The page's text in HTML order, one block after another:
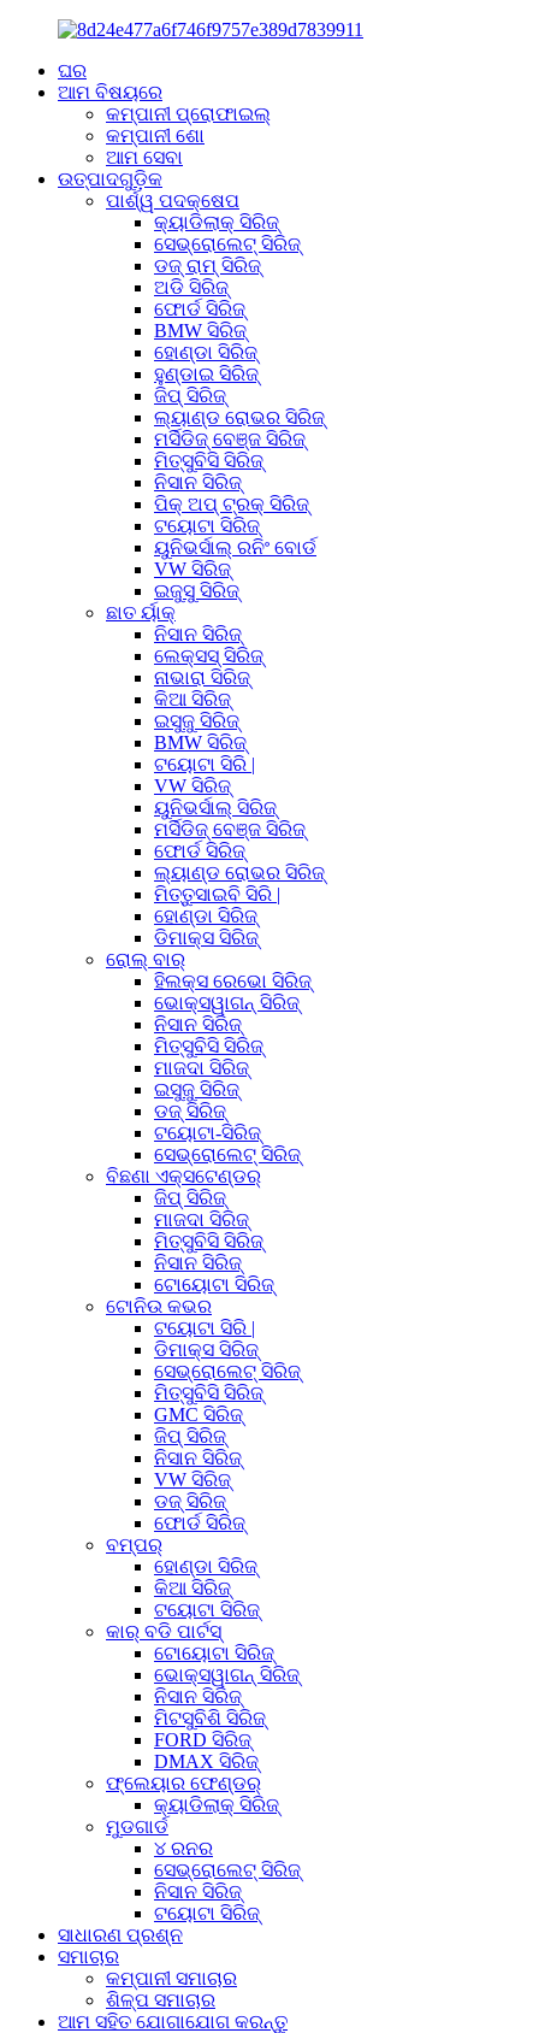
ଘର
ଆମ ବିଷୟରେ
କମ୍ପାନୀ ପ୍ରୋଫାଇଲ୍
କମ୍ପାନୀ ଶୋ
ଆମ ସେବା
ଉତ୍ପାଦଗୁଡ଼ିକ
ପାର୍ଶ୍ୱ ପଦକ୍ଷେପ
କ୍ୟାଡିଲାକ୍ ସିରିଜ୍
ସେଭ୍ରୋଲେଟ୍ ସିରିଜ୍
ଡଜ୍ ରାମ୍ ସିରିଜ୍
ଅଡି ସିରିଜ୍
ଫୋର୍ଡ ସିରିଜ୍
BMW ସିରିଜ୍
ହୋଣ୍ଡା ସିରିଜ୍
ହୁଣ୍ଡାଇ ସିରିଜ୍
ଜିପ୍ ସିରିଜ୍
ଲ୍ୟାଣ୍ଡ ରୋଭର ସିରିଜ୍
ମର୍ସିଡିଜ୍ ବେଞ୍ଜ ସିରିଜ୍
ମିତ୍ସୁବିସି ସିରିଜ୍
ନିସାନ ସିରିଜ୍
ପିକ୍ ଅପ୍ ଟ୍ରକ୍ ସିରିଜ୍
ଟୟୋଟା ସିରିଜ୍
ୟୁନିଭର୍ସାଲ୍ ରନିଂ ବୋର୍ଡ
VW ସିରିଜ୍
ଇଜୁସୁ ସିରିଜ୍
ଛାତ ର୍ୟାକ୍
ନିସାନ ସିରିଜ୍
ଲେକ୍ସସ୍ ସିରିଜ୍
ନାଭାରା ସିରିଜ୍
କିଆ ସିରିଜ୍
ଇସୁଜୁ ସିରିଜ୍
BMW ସିରିଜ୍
ଟୟୋଟା ସିରି |
VW ସିରିଜ୍
ୟୁନିଭର୍ସାଲ୍ ସିରିଜ୍
ମର୍ସିଡିଜ୍ ବେଞ୍ଜ ସିରିଜ୍
ଫୋର୍ଡ ସିରିଜ୍
ଲ୍ୟାଣ୍ଡ ରୋଭର ସିରିଜ୍
ମିତ୍ତୁସାଇବି ସିରି |
ହୋଣ୍ଡା ସିରିଜ୍
ଡିମାକ୍ସ ସିରିଜ୍
ରୋଲ୍ ବାର୍
ହିଲକ୍ସ ରେଭୋ ସିରିଜ୍
ଭୋକ୍ସୱାଗନ୍ ସିରିଜ୍
ନିସାନ ସିରିଜ୍
ମିତ୍ସୁବିସି ସିରିଜ୍
ମାଜଦା ସିରିଜ୍
ଇସୁଜୁ ସିରିଜ୍
ଡଜ୍ ସିରିଜ୍
ଟୟୋଟା-ସିରିଜ୍
ସେଭ୍ରୋଲେଟ୍ ସିରିଜ୍
ବିଛଣା ଏକ୍ସଟେଣ୍ଡର୍
ଜିପ୍ ସିରିଜ୍
ମାଜଦା ସିରିଜ୍
ମିତ୍ସୁବିସି ସିରିଜ୍
ନିସାନ ସିରିଜ୍
ଟୋୟୋଟା ସିରିଜ୍
ଟୋନିଉ କଭର
ଟୟୋଟା ସିରି |
ଡିମାକ୍ସ ସିରିଜ୍
ସେଭ୍ରୋଲେଟ୍ ସିରିଜ୍
ମିତ୍ସୁବିସି ସିରିଜ୍
GMC ସିରିଜ୍
ଜିପ୍ ସିରିଜ୍
ନିସାନ ସିରିଜ୍
VW ସିରିଜ୍
ଡଜ୍ ସିରିଜ୍
ଫୋର୍ଡ ସିରିଜ୍
ବମ୍ପର୍
ହୋଣ୍ଡା ସିରିଜ୍
କିଆ ସିରିଜ୍
ଟୟୋଟା ସିରିଜ୍
କାର୍ ବଡି ପାର୍ଟସ୍
ଟୋୟୋଟା ସିରିଜ୍
ଭୋକ୍ସୱାଗନ୍ ସିରିଜ୍
ନିସାନ ସିରିଜ୍
ମିଟସୁବିଶି ସିରିଜ୍
FORD ସିରିଜ୍
DMAX ସିରିଜ୍
ଫ୍ଲେୟାର ଫେଣ୍ଡର୍
କ୍ୟାଡିଲାକ୍ ସିରିଜ୍
ମୁଡଗାର୍ଡ
୪ ରନର
ସେଭ୍ରୋଲେଟ୍ ସିରିଜ୍
ନିସାନ ସିରିଜ୍
ଟୟୋଟା ସିରିଜ୍
ସାଧାରଣ ପ୍ରଶ୍ନ
ସମାଚାର
କମ୍ପାନୀ ସମାଚାର
ଶିଳ୍ପ ସମାଚାର
ଆମ ସହିତ ଯୋଗାଯୋଗ କରନ୍ତୁ